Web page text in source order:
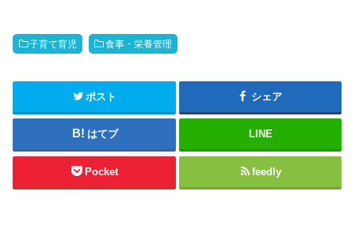
子育て育児 食事・栄養管理
ポスト シェア
はてブ LINE
Pocket feedly